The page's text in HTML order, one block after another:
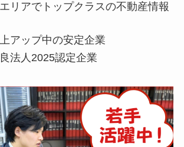
リアでトップクラスの不動産情報
アップ中の安定企業
法人2025認定企業